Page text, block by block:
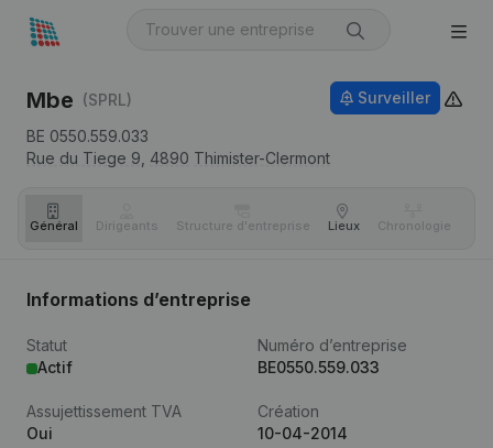
Mbe (SPRL)
BE 0550.559.033
Rue du Tiege 9, 4890 Thimister-Clermont
Surveiller
Général Dirigeants Structure d'entreprise Lieux Chronologie
Informations d’entreprise
Statut
Actif
Numéro d’entreprise
BE0550.559.033
Assujettissement TVA
Oui
Création
10-04-2014